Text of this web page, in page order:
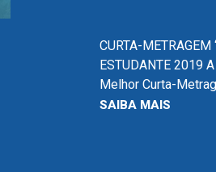
CURTA-
ESTUDANTE 2019
Melhor Curta-
SAIBA MAIS